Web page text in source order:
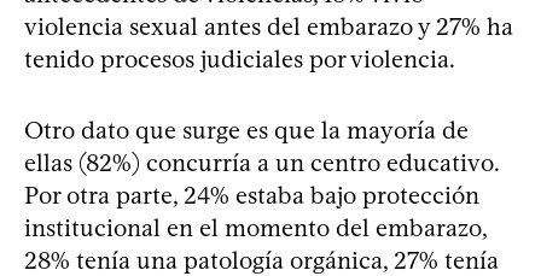
violencia sexual antes del embarazo y 27% ha
tenido procesos judiciales por violencia.
Otro dato que surge es que la mayoría de
ellas (82%) concurría a un centro educativo.
Por otra parte, 24% estaba bajo protección
institucional en el momento del embarazo,
28% tenía una patología orgánica, 27% tenía